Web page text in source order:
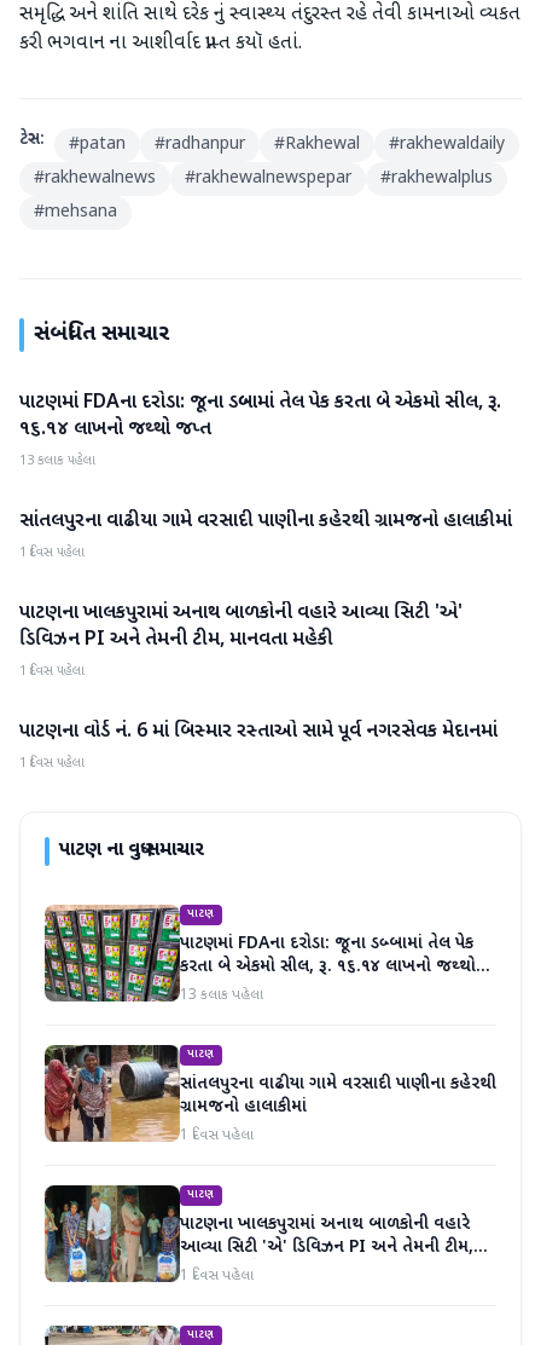
સમૃદ્ધિ અને શાંતિ સાથે દરેક નું સ્વાસ્થ્ય તંદુરસ્ત રહે તેવી કામનાઓ વ્યકત
કરી ભગવાન ના આશીર્વાદ પ્રાપ્ત કયૉ હતાં.
ટેગ્સ: #patan #radhanpur #Rakhewal #rakhewaldaily
#rakhewalnews #rakhewalnewspepar #rakhewalplus
#mehsana
સંબંધિત સમાચાર
પાટણ
પાટણમાં FDAના દરોડા: જૂના ડબ્બામાં તેલ પેક કરતા બે એકમો સીલ, રૂ.
૧૬.૧૪ લાખનો જથ્થો જપ્ત
13 કલાક પહેલા
પાટણ
સાંતલપુરના વાઢીયા ગામે વરસાદી પાણીના કહેરથી ગ્રામજનો હાલાકીમાં
1 દિવસ પહેલા
પાટણ
પાટણના ખાલકપુરામાં અનાથ બાળકોની વહારે આવ્યા સિટી 'એ'
ડિવિઝન PI અને તેમની ટીમ, માનવતા મહેકી
1 દિવસ પહેલા
પાટણ
પાટણના વોર્ડ નં. 6 માં બિસ્માર રસ્તાઓ સામે પૂર્વ નગરસેવક મેદાનમાં
1 દિવસ પહેલા
પાટણના વધુ સમાચાર
પાટણ
પાટણમાં FDAના દરોડા: જૂના ડબ્બામાં તેલ પેક
કરતા બે એકમો સીલ, રૂ. ૧૬.૧૪ લાખનો જથ્થો
જપ્ત
13 કલાક પહેલા
પાટણ
સાંતલપુરના વાઢીયા ગામે વરસાદી પાણીના કહેરથી
ગ્રામજનો હાલાકીમાં
1 દિવસ પહેલા
પાટણ
પાટણના ખાલકપુરામાં અનાથ બાળકોની વહારે
આવ્યા સિટી 'એ' ડિવિઝન PI અને તેમની ટીમ,
માનવતા મહેકી
1 દિવસ પહેલા
પાટણ